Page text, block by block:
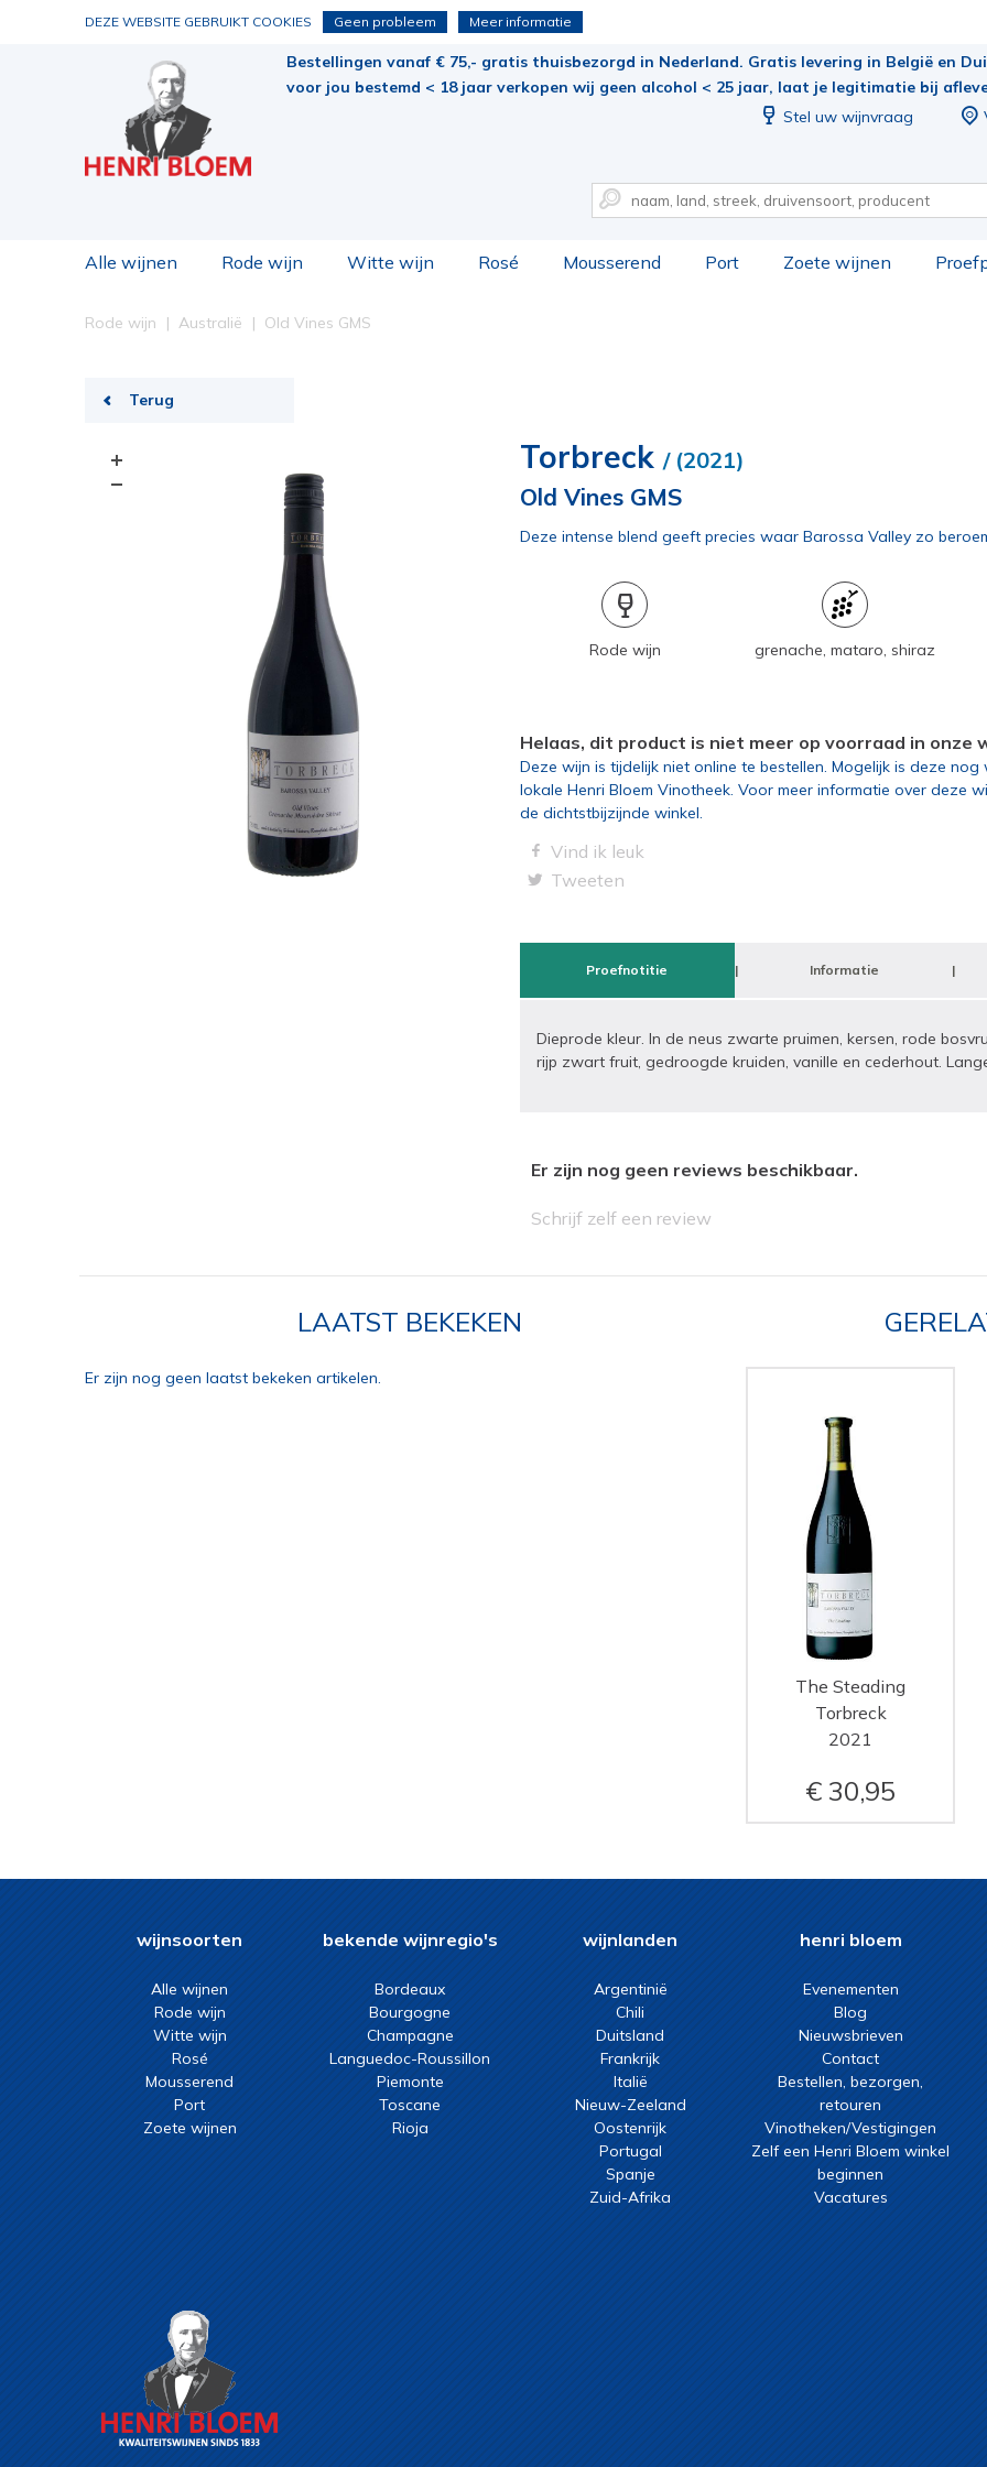
DEZE WEBSITE GEBRUIKT COOKIES Geen probleem Meer informatie
Bestellingen vanaf € 75,- gratis thuisbezorgd in Nederland. Gratis levering in België en
voor jou bestemd < 18 jaar verkopen wij geen alcohol < 25 jaar, laat je legitimatie bij
Stel uw wijnvraag
Alle wijnen Rode wijn Witte wijn Rosé Mousserend Port Zoete wijnen
Rode wijn Australië Old Vines GMS
Terug
Torbreck / (2021)
Old Vines GMS
Deze intense blend geeft precies waar Barossa Valley zo
Rode wijn grenache, mataro, shiraz
Helaas, dit product is niet meer op voorraad in onze
Deze wijn is tijdelijk niet online te bestellen. Mogelijk is deze
lokale Henri Bloem Vinotheek. Voor meer informatie over deze
de dichtstbijzijnde winkel.
Vind ik leuk
Tweeten
Proefnotitie Informatie
Dieprode kleur. In de neus zwarte pruimen, kersen, rode
rijp zwart fruit, gedroogde kruiden, vanille en cederhout.
Er zijn nog geen reviews beschikbaar.
Schrijf zelf een review
LAATST BEKEKEN
Er zijn nog geen laatst bekeken artikelen.
The Steading
Torbreck
2021
30,95
wijnsoorten
Alle wijnen
Rode wijn
Witte wijn
Rosé
Mousserend
Port
Zoete wijnen
bekende wijnregio's
Bordeaux
Bourgogne
Champagne
Languedoc-Roussillon
Piemonte
Toscane
Rioja
wijnlanden
Argentinië
Chili
Duitsland
Frankrijk
Italië
Nieuw-Zeeland
Oostenrijk
Portugal
Spanje
Zuid-Afrika
henri bloem
Evenementen
Blog
Nieuwsbrieven
Contact
Bestellen, bezorgen,
retouren
Vinotheken/Vestigingen
Zelf een Henri Bloem winkel
beginnen
Vacatures